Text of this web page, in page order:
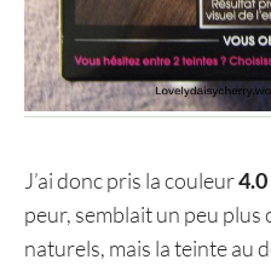
J’ai donc pris la couleur
peur, semblait un peu plus
naturels, mais la teinte au